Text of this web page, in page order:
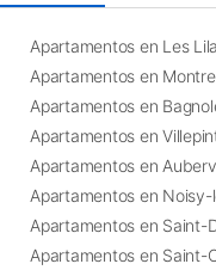
Apartamentos en Les
Apartamentos en
Apartamentos en
Apartamentos en
Apartamentos en
Apartamentos en Noisy-
Apartamentos en Saint-
Apartamentos en Saint-